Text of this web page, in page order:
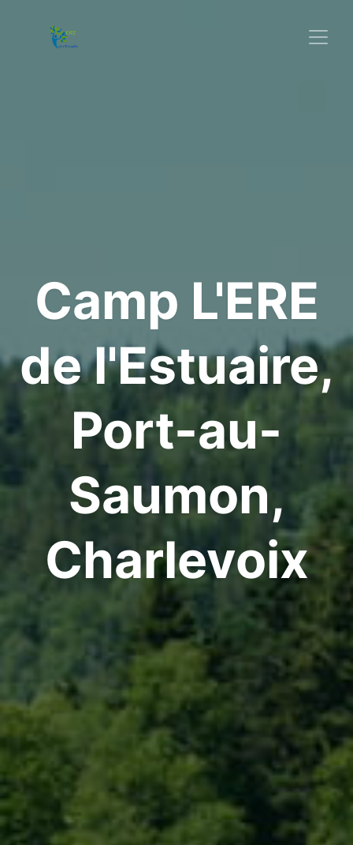
Camp L'ERE
de l'Estuaire,
Port-au-
Saumon,
Charlevoix